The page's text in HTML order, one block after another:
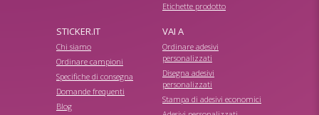
Etichette prodotto
STICKER.IT
Chi siamo
Ordinare campioni
Specifiche di consegna
Domande frequenti
Blog
VAI A
Ordinare adesivi
personalizzati
Disegna adesivi
personalizzati
Stampa di adesivi economici